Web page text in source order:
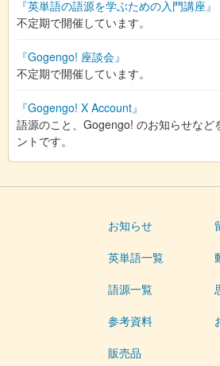
『英単語の語源を学ぶための入門講座』
不定期で開催しています。
『Gogengo! 座談会』
不定期で開催しています。
『Gogengo! X Account』
語源のこと、Gogengo! のお知らせなど
ントです。
お知らせ
英単語一覧
語源一覧
参考資料
販売品